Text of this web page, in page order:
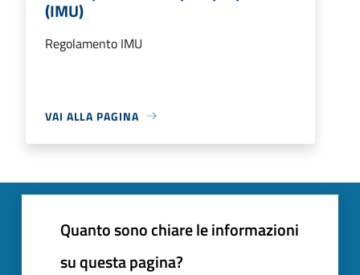
(IMU)
Regolamento IMU
VAI ALLA PAGINA
Quanto sono chiare le informazioni
su questa pagina?